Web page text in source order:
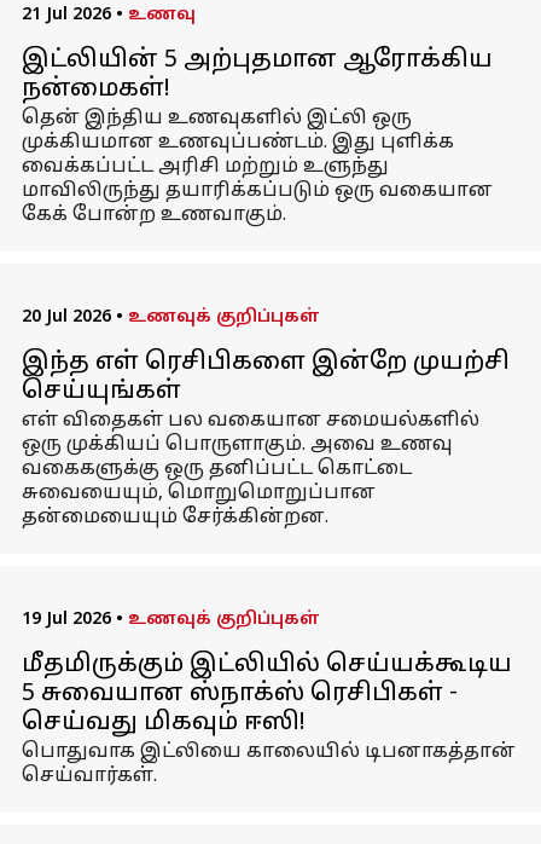
21 Jul 2026 • உணவு
இட்லியின் 5 அற்புதமான ஆரோக்கிய
நன்மைகள்!
தென் இந்திய உணவுகளில் இட்லி ஒரு
முக்கியமான உணவுப்பண்டம். இது புளிக்க
வைக்கப்பட்ட அரிசி மற்றும் உளுந்து
மாவிலிருந்து தயாரிக்கப்படும் ஒரு வகையான
கேக் போன்ற உணவாகும்.
20 Jul 2026 • உணவுக் குறிப்புகள்
இந்த எள் ரெசிபிகளை இன்றே முயற்சி
செய்யுங்கள்
எள் விதைகள் பல வகையான சமையல்களில்
ஒரு முக்கியப் பொருளாகும். அவை உணவு
வகைகளுக்கு ஒரு தனிப்பட்ட கொட்டை
சுவையையும், மொறுமொறுப்பான
தன்மையையும் சேர்க்கின்றன.
19 Jul 2026 • உணவுக் குறிப்புகள்
மீதமிருக்கும் இட்லியில் செய்யக்கூடிய
5 சுவையான ஸ்நாக்ஸ் ரெசிபிகள் -
செய்வது மிகவும் ஈஸி!
பொதுவாக இட்லியை காலையில் டிபனாகத்தான்
செய்வார்கள்.